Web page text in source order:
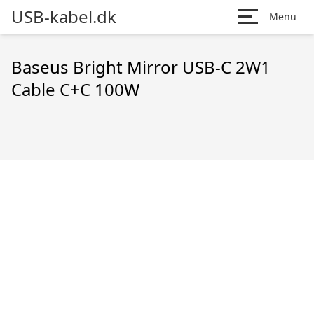
USB-kabel.dk Menu
Baseus Bright Mirror USB-C 2W1
Cable C+C 100W